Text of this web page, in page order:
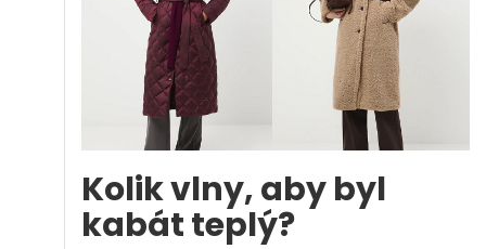
Kolik vlny, aby byl
kabát teplý?